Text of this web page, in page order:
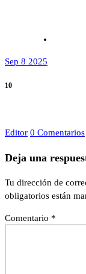
Sep 8 2025
10
Editor 0 Comentarios
Deja una
Tu dirección de
obligatorios están
Comentario *